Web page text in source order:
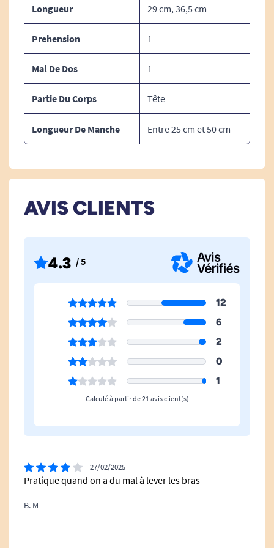
Voir toutes les brosses, peignes et éponges.
Longueur 29 cm, 36,5 cm
Prehension 1
Mal De Dos 1
Partie Du Corps Tête
Longueur De Manche Entre 25 cm et 50 cm
AVIS CLIENTS
4.3 / 5
12
6
2
0
1
Calculé à partir de 21 avis client(s)
27/02/2025
Pratique quand on a du mal à lever les bras
B. M